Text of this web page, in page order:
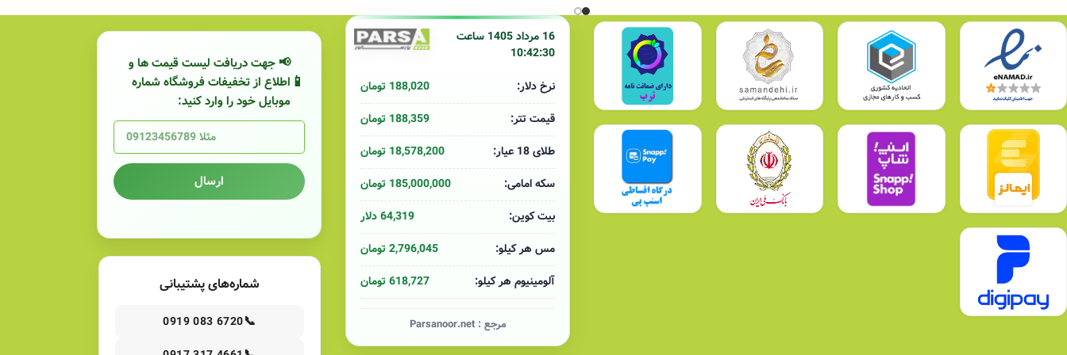
16 مرداد 1405 ساعت
10:42:30
نرخ دلار:
188,020 تومان
قیمت تتر:
188,359 تومان
طلای 18 عیار:
18,578,200 تومان
سکه امامی:
185,000,000 تومان
بیت کوین:
64,319 دلار
مس هر کیلو:
2,796,045 تومان
آلومینیوم هر کیلو:
618,727 تومان
مرجع :Parsanoor.net
📢 جهت دریافت لیست قیمت ها و
اطلاع از تخفیفات فروشگاه شماره
موبایل خود را وارد کنید:
ارسال
شماره‌های پشتیبانی
📞
0919 083 6720